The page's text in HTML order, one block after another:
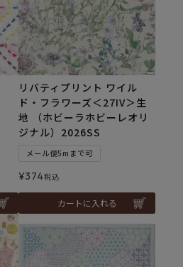
リバティプリント ワイル
ド・フラワーズ＜27IV＞生
地 （ホビーラホビーレオリ
ジナル）2026SS
メール便5mまで可
¥374税込
カートに入れる